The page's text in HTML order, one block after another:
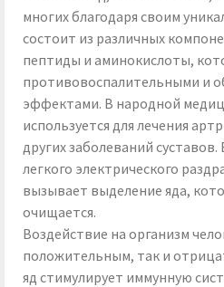
многих благодаря своим
состоит из различных
пептиды и аминокислоты,
противовоспалительными и
эффектами. В народной
используется для лечения
других заболеваний
легкого электрического
вызывает выделение яда,
очищается.
Воздействие на организм
положительным, так и
яд стимулирует иммунную